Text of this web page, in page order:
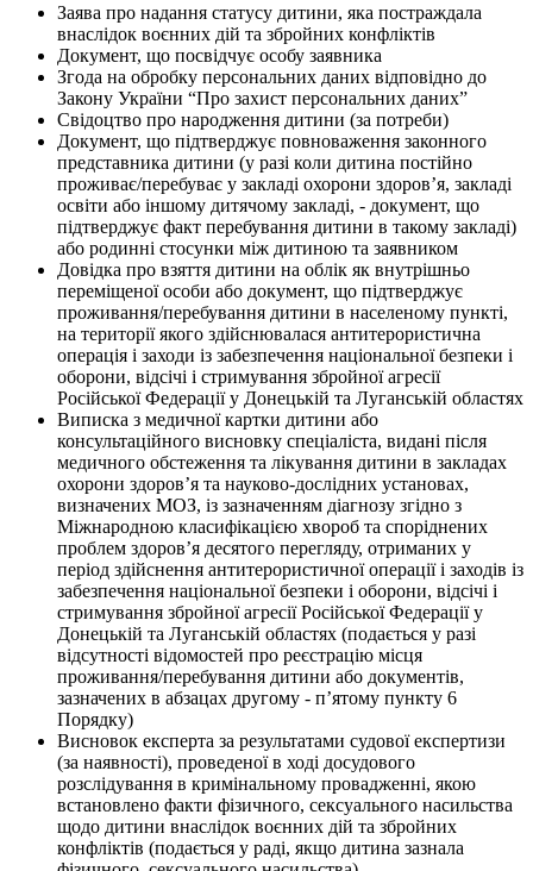
Заява про надання статусу дитини, яка постраждала
внаслідок воєнних дій та збройних конфліктів
Документ, що посвідчує особу заявника
Згода на обробку персональних даних відповідно до
Закону України “Про захист персональних даних”
Свідоцтво про народження дитини (за потреби)
Документ, що підтверджує повноваження законного
представника дитини (у разі коли дитина постійно
проживає/перебуває у закладі охорони здоров’я, закладі
освіти або іншому дитячому закладі, - документ, що
підтверджує факт перебування дитини в такому закладі)
або родинні стосунки між дитиною та заявником
Довідка про взяття дитини на облік як внутрішньо
переміщеної особи або документ, що підтверджує
проживання/перебування дитини в населеному пункті,
на території якого здійснювалася антитерористична
операція і заходи із забезпечення національної безпеки і
оборони, відсічі і стримування збройної агресії
Російської Федерації у Донецькій та Луганській областях
Виписка з медичної картки дитини або
консультаційного висновку спеціаліста, видані після
медичного обстеження та лікування дитини в закладах
охорони здоров’я та науково-дослідних установах,
визначених МОЗ, із зазначенням діагнозу згідно з
Міжнародною класифікацією хвороб та споріднених
проблем здоров’я десятого перегляду, отриманих у
період здійснення антитерористичної операції і заходів із
забезпечення національної безпеки і оборони, відсічі і
стримування збройної агресії Російської Федерації у
Донецькій та Луганській областях (подається у разі
відсутності відомостей про реєстрацію місця
проживання/перебування дитини або документів,
зазначених в абзацах другому - п’ятому пункту 6
Порядку)
Висновок експерта за результатами судової експертизи
(за наявності), проведеної в ході досудового
розслідування в кримінальному провадженні, якою
встановлено факти фізичного, сексуального насильства
щодо дитини внаслідок воєнних дій та збройних
конфліктів (подається у раді, якщо дитина зазнала